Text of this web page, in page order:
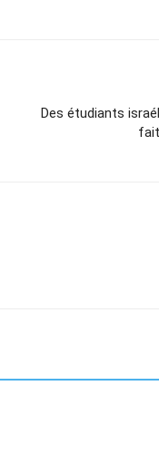
Des étudiants